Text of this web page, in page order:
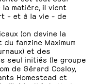
matière, il vient
– et à la vie – de
(on devine la
fanzine Maximum
et des
seul initiés (le groupe
de Gérard Cosloy,
Homestead et